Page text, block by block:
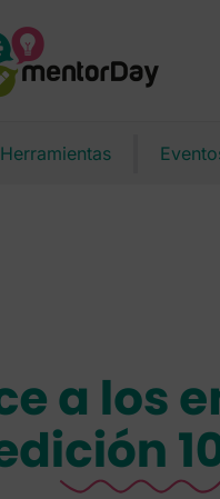
Herramientas